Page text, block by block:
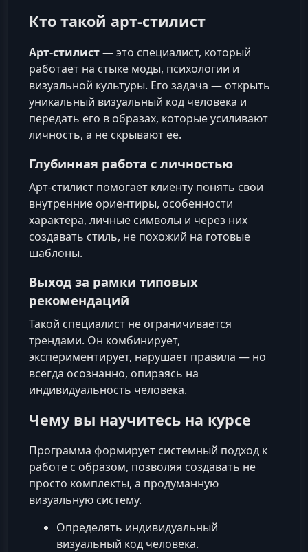
Кто такой арт-стилист
Арт-стилист— это специалист, который
работает на стыке моды, психологии и
визуальной культуры. Его задача — открыть
уникальный визуальный код человека и
передать его в образах, которые усиливают
личность, а не скрывают её.
Глубинная работа с личностью
Арт-стилист помогает клиенту понять свои
внутренние ориентиры, особенности
характера, личные символы и через них
создавать стиль, не похожий на готовые
шаблоны.
Выход за рамки типовых
рекомендаций
Такой специалист не ограничивается
трендами. Он комбинирует,
экспериментирует, нарушает правила — но
всегда осознанно, опираясь на
индивидуальность человека.
Чему вы научитесь на курсе
Программа формирует системный подход к
работе с образом, позволяя создавать не
просто комплекты, а продуманную
визуальную систему.
Определять индивидуальный
визуальный код человека.